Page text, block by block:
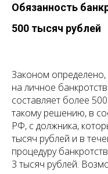
Обязанность
500 тысяч рублей
Законом
на личное
составляет более
такому решению, в
РФ, с должника,
тысяч рублей и в
процедуру
3 тысяч рублей.